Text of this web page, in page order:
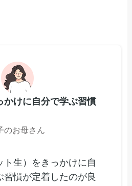
かけに自分で学ぶ習慣
のお母さん
ト生）をきっかけに自
習慣が定着したのが良